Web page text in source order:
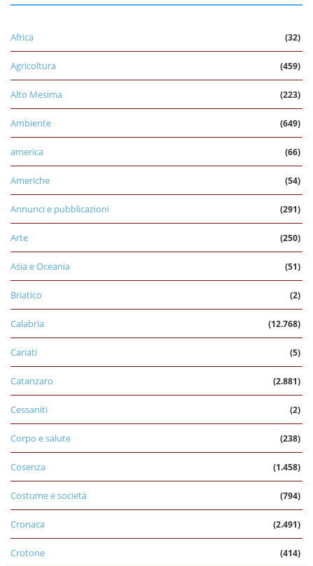
Africa (32)
Agricoltura (459)
Alto Mesima (223)
Ambiente (649)
america (66)
Americhe (54)
Annunci e pubblicazioni (291)
Arte (250)
Asia e Oceania (51)
Briatico (2)
Calabria (12.768)
Cariati (5)
Catanzaro (2.881)
Cessaniti (2)
Corpo e salute (238)
Cosenza (1.458)
Costume e società (794)
Cronaca (2.491)
Crotone (414)